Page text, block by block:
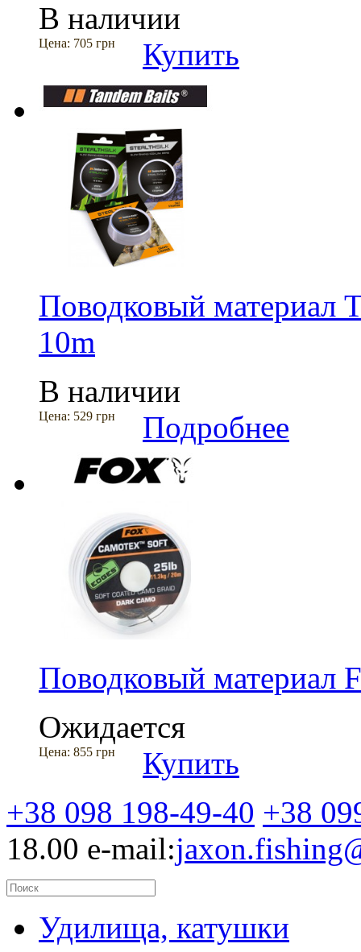
В наличии
Цена: 705 грн Купить
Поводковый материал
10m
В наличии
Цена: 529 грн Подробнее
Поводковый материал
Ожидается
Цена: 855 грн
Купить
+38 098 198-49-40 +38
18.00 e-mail:
Удилища, катушки